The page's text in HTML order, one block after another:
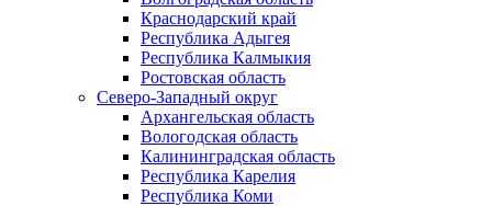
Краснодарский край
Республика Адыгея
Республика Калмыкия
Ростовская область
Северо-Западный округ
Архангельская область
Вологодская область
Калининградская область
Республика Карелия
Республика Коми